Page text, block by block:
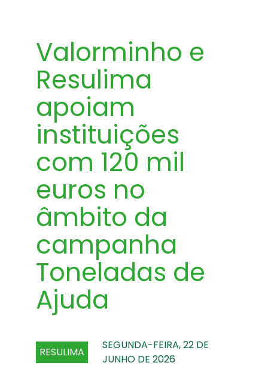
Valorminho e
Resulima
apoiam
instituições
com 120 mil
euros no
âmbito da
campanha
Toneladas de
Ajuda
RESULIMA
SEGUNDA-FEIRA, 22 DE
JUNHO DE 2026